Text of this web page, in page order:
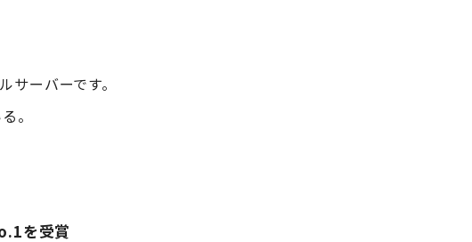
ーバーです。
。
を受賞